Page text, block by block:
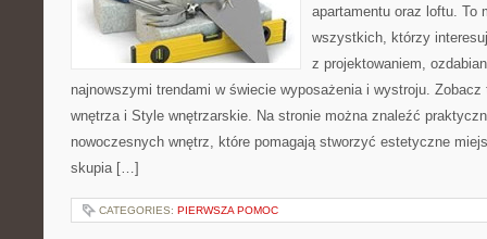
apartamentu oraz loftu. To
wszystkich, którzy
z projektowaniem,
najnowszymi trendami w świecie wyposażenia i wystroju.
wnętrza i Style wnętrzarskie. Na stronie można znaleźć
nowoczesnych wnętrz, które pomagają stworzyć estetyczne
skupia […]
CATEGORIES: PIERWSZA POMOC